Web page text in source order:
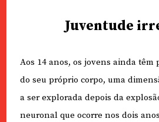
Juventude
Aos 14 anos, os jovens ainda têm
do seu próprio corpo, uma
a ser explorada depois da
neuronal que ocorre nos dois